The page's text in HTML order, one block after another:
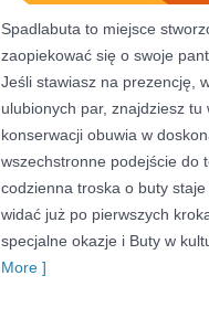
Spadlabuta to miejsce
zaopiekować się o swoje
Jeśli stawiasz na prezencję,
ulubionych par, znajdziesz
konserwacji obuwia w
wszechstronne podejście do
codzienna troska o buty
widać już po pierwszych
specjalne okazje i Buty w
More ]